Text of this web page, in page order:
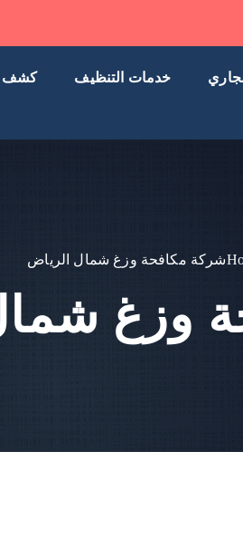
خدمات التنظيف كشف
شركة مكافحة وزغ شمال الرياض
وزغ